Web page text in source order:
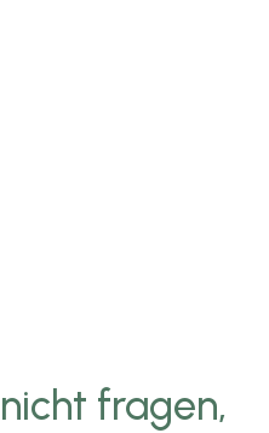
fragen,